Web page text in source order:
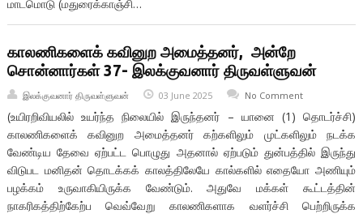
மாடமொடு (மதுரைக்காஞ்சி…
காலணிகளைக் கவினுற அமைத்தனர், அன்றே
சொன்னார்கள் 37- இலக்குவனார் திருவள்ளுவன்
இலக்குவனார் திருவள்ளுவன் 03 June 2025 No Comment
(உயிரறிவியலில் உயர்ந்த நிலையில் இருந்தனர் – யானை (1) தொடர்ச்சி)
காலணிகளைக் கவினுற அமைத்தனர் கற்களிலும் முட்களிலும் நடக்க
வேண்டிய தேவை ஏற்பட்ட பொழுது அதனால் ஏற்படும் துன்பத்தில் இருந்து
விடுபட மனிதன் தொடக்கக் காலத்திலேயே கால்களில் எதையோ அணியும்
பழக்கம் உருவாகியிருக்க வேண்டும். அதுவே மக்கள் கூட்டத்தின்
நாகரிகத்திற்கேற்ப வெவ்வேறு காலணிகளாக வளர்ச்சி பெற்றிருக்க